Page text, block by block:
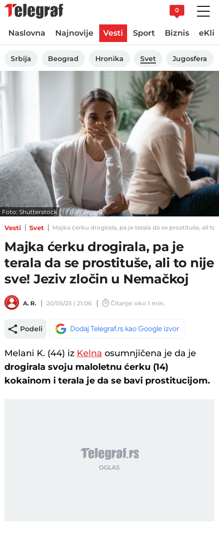
0
Naslovna Najnovije Vesti Sport Biznis
Srbija Beograd Hronika Svet Jugosfera
Foto: Shutterstock
Vesti Svet Majka ćerku drogirala, pa je terala da se prostituše, ali
Majka ćerku drogirala, pa je
terala da se prostituše, ali to nije
sve! Jeziv zločin u Nemačkoj
A. R. 20/05/25 | 21:06 Čitanje: oko 1 min.
Podeli
Melani K. (44) iz Kelna osumnjičena je da je
drogirala svoju maloletnu ćerku (14)
kokainom i terala je da se bavi prostitucijom.